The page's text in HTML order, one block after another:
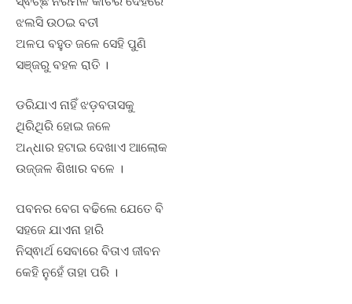
ଝଲସି ଉଠଇ ବତୀ
ଅଳପ ବହୁତ ଜଳେ ସେହି ପୁଣି
ସଞ୍ଜରୁ ବହଳ ରାତି ।
ଡରିଯାଏ ନାହିଁ ଝଡ଼ବତାସକୁ
ଥିରିଥିରି ହୋଇ ଜଳେ
ଅନ୍ଧାର ହଟାଇ ଦେଖାଏ ଆଲୋକ
ଉଜ୍ଜଳ ଶିଖାର ବଳେ ।
ପବନର ବେଗ ବଢିଲେ ଯେତେ ବି
ସହଜେ ଯାଏନା ହାରି
ନିସ୍ଵାର୍ଥ ସେବାରେ ବିତାଏ ଜୀବନ
କେହି ନୁହେଁ ତାହା ପରି ।